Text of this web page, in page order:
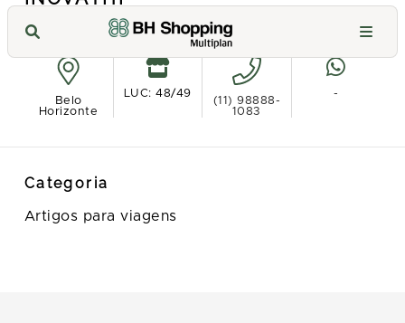
Ver no mapa
Belo
Horizonte
LUC: 48/49
(11) 98888-
1083
-
Categoria
Artigos para viagens